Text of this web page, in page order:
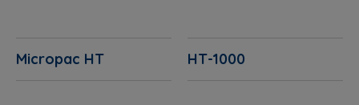
Micropac HT HT-1000